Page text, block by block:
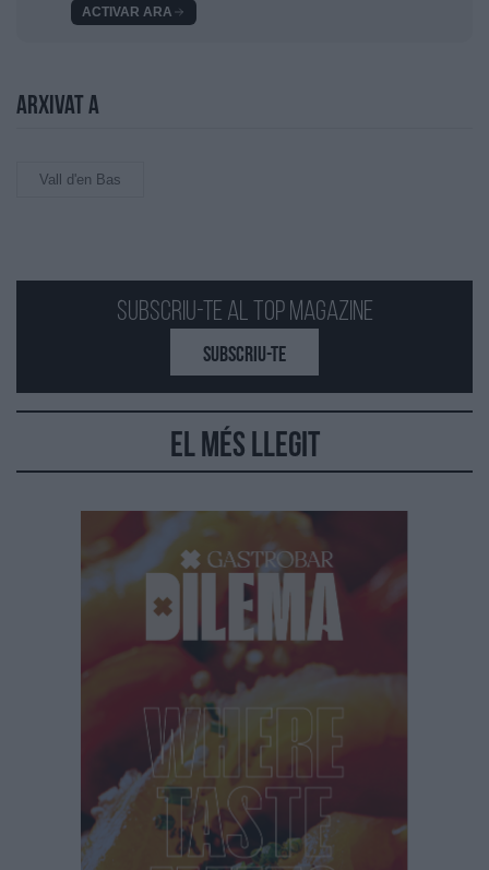
Subscriu-te al Top Magazine
SUBSCRIU-TE
El més llegit
ACTIVAR ARA
Arxivat a
Vall d'en Bas